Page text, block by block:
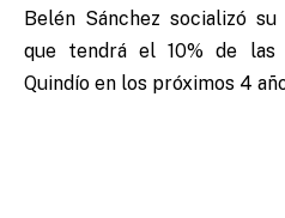
Belén Sánchez socializó
que tendrá el 10% de
Quindío en los próximos 4